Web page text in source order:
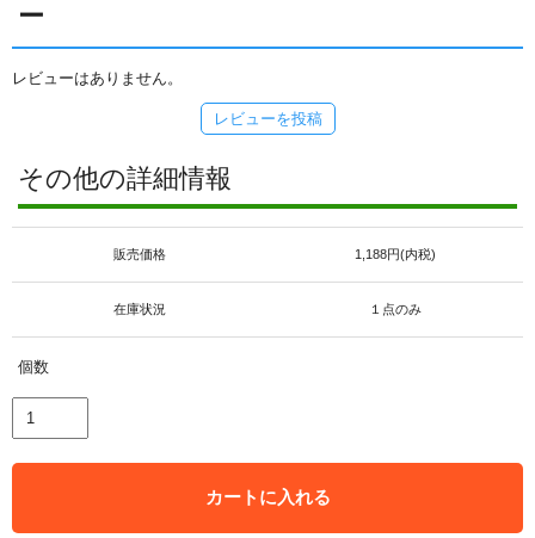
ー
レビューはありません。
レビューを投稿
その他の詳細情報
販売価格 1,188円(内税)
在庫状況 １点のみ
個数
カートに入れる